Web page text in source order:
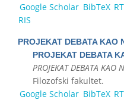
Google Scholar BibTeX
RIS
PROJEKAT DEBATA KAO
PROJEKAT DEBATA
PROJEKAT DEBATA KAO
Filozofski fakultet.
Google Scholar BibTeX